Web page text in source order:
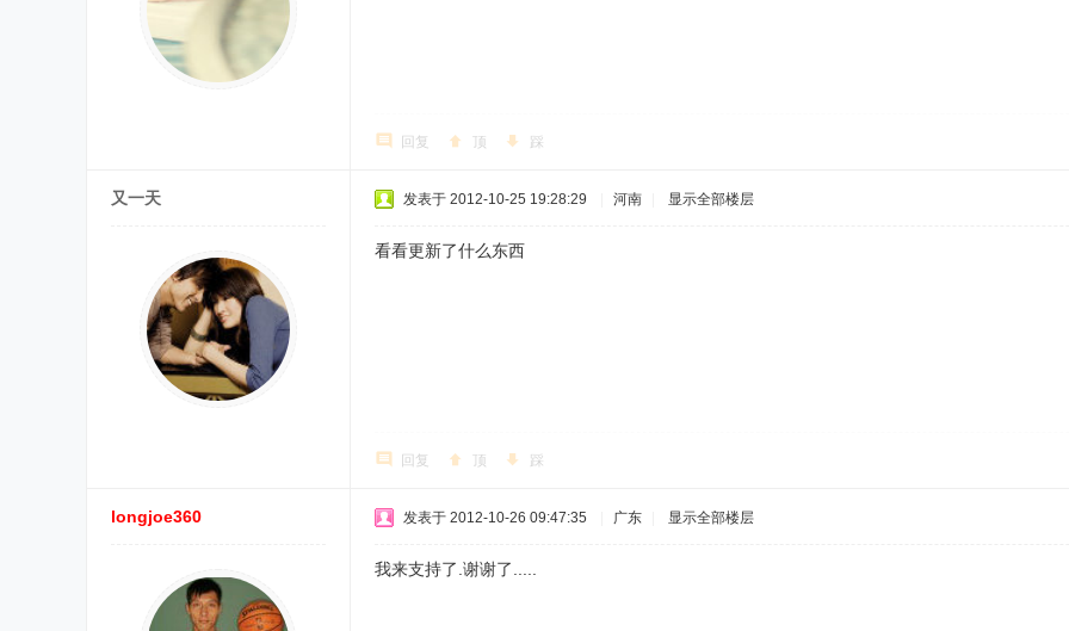
回复 顶 踩
又一天 发表于 2012-10-25 19:28:29 河南 显示全部楼层
看看更新了什么东西
回复 顶 踩
longjoe360 发表于 2012-10-26 09:47:35 广东 显示全部楼层
我来支持了.谢谢了.....